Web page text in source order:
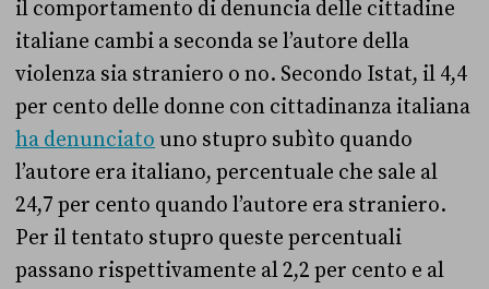
il comportamento di denuncia delle cittadine
italiane cambi a seconda se l’autore della
violenza sia straniero o no. Secondo Istat, il 4,4
per cento delle donne con cittadinanza italiana
ha denunciato uno stupro subìto quando
l’autore era italiano, percentuale che sale al
24,7 per cento quando l’autore era straniero.
Per il tentato stupro queste percentuali
passano rispettivamente al 2,2 per cento e al